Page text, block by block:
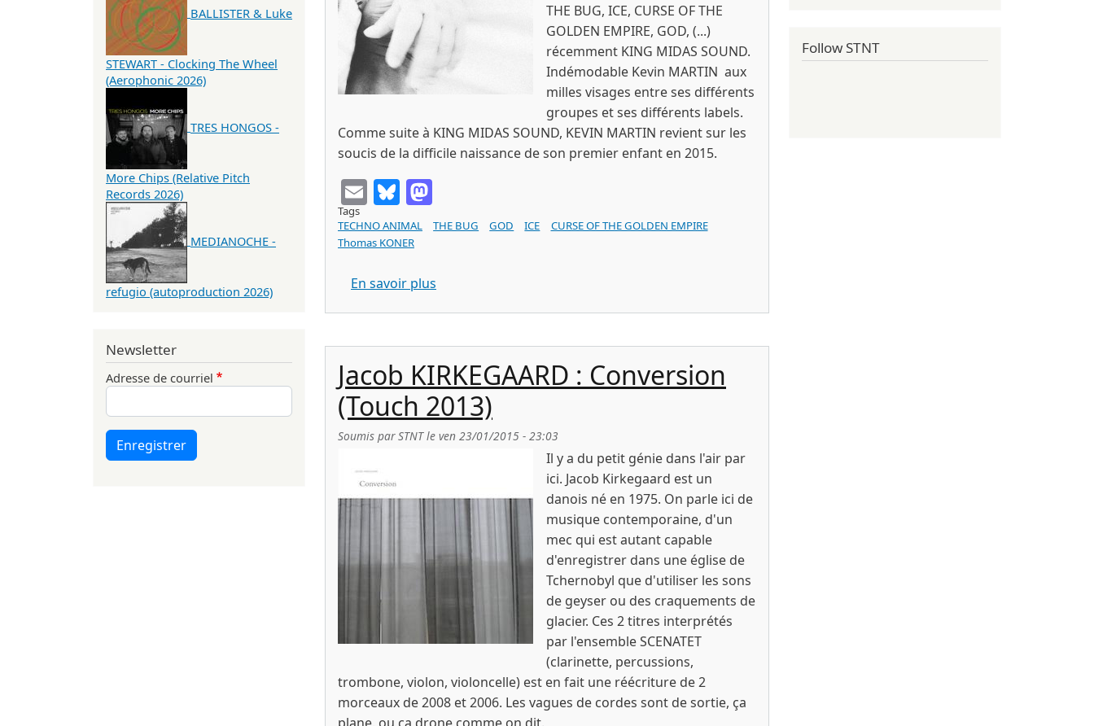
THE BUG, ICE, CURSE OF THE
GOLDEN EMPIRE, GOD, (...)
récemment KING MIDAS SOUND.
Indémodable Kevin MARTIN aux
milles visages entre ses différents
groupes et ses différents labels.
Comme suite à KING MIDAS SOUND, KEVIN MARTIN revient sur les
soucis de la difficile naissance de son premier enfant en 2015.
EmailBluesky
Tags
TECHNO ANIMAL
THE BUG GOD ICE
CURSE OF THE GOLDEN EMPIRE
Thomas KONER
En savoir plus
Jacob KIRKEGAARD : Conversion
(Touch 2013)
Soumis parSTNTle ven 23/01/2015 - 23:03
Il y a du petit génie dans l'air par
ici. Jacob Kirkegaard est un
danois né en 1975. On parle ici de
musique contemporaine, d'un
mec qui est autant capable
d'enregistrer dans une église de
Tchernobyl que d'utiliser les sons
de geyser ou des craquements de
glacier. Ces 2 titres interprétés
par l'ensemble SCENATET
(clarinette, percussions,
trombone, violon, violoncelle) est en fait une réécriture de 2
morceaux de 2008 et 2006. Les vagues de cordes sont de sortie, ça
BALLISTER & Luke
STEWART - Clocking The Wheel
(Aerophonic 2026)
TRES HONGOS -
More Chips (Relative Pitch
Records 2026)
MEDIANOCHE -
refugio (autoproduction 2026)
Newsletter
Adresse de courriel
Enregistrer
Follow STNT